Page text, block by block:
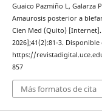
Guaico Pazmiño L, Galarza
Amaurosis posterior a
Cien Med (Quito)
2026];41(2):81-3. Disponible
https://
857
Más formatos de cita